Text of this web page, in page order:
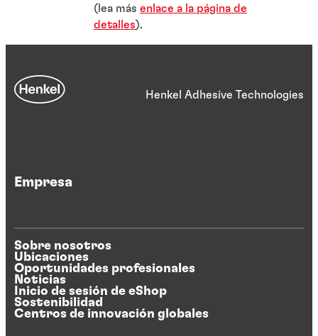
(lea más enlace a la página de
detalles).
Henkel Adhesive Technologies
Empresa
Sobre nosotros
Ubicaciones
Oportunidades profesionales
Noticias
Inicio de sesión de eShop
Sostenibilidad
Centros de innovación globales